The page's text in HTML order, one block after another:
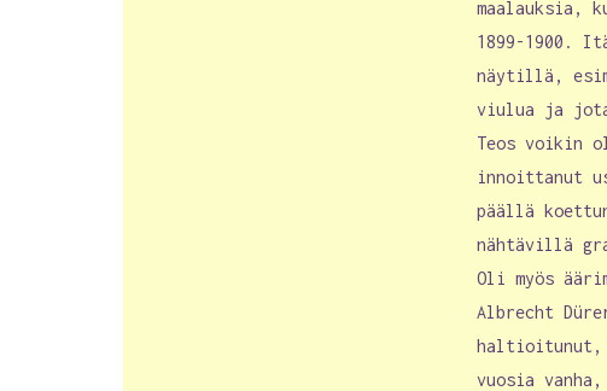
maalauksia,
1899-1900.
näytillä,
viulua ja jota
Teos voikin
innoittanut
päällä
nähtävillä
Oli myös
Albrecht
haltioitunut,
vuosia